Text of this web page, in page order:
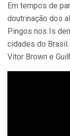
Em tempos de
doutrinação dos
Pingos nos Is
cidades do
Vitor Brown e